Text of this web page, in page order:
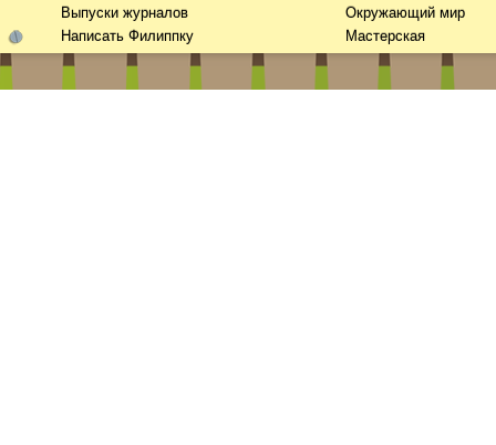
Выпуски журналов
Написать Филиппку
Окружающий мир
Мастерская